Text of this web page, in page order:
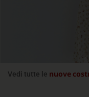
Vedi tutte le nuove